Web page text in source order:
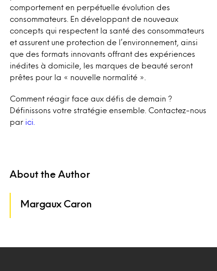
comportement en perpétuelle évolution des
consommateurs. En développant de nouveaux
concepts qui respectent la santé des consommateurs
et assurent une protection de l’environnement, ainsi
que des formats innovants offrant des expériences
inédites à domicile, les marques de beauté seront
prêtes pour la « nouvelle normalité ».
Comment réagir face aux défis de demain ?
Définissons votre stratégie ensemble. Contactez-nous
par ici.
About the Author
Margaux Caron